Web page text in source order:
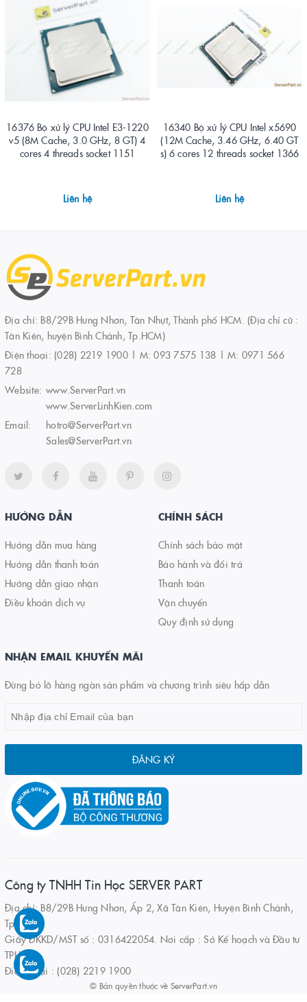
16376 Bộ xử lý CPU Intel E3-1220
v5 (8M Cache, 3.0 GHz, 8 GT) 4
cores 4 threads socket 1151
Liên hệ
16340 Bộ xử lý CPU Intel x5690
(12M Cache, 3.46 GHz, 6.40 GT
s) 6 cores 12 threads socket 1366
Liên hệ
Địa chỉ: B8/29B Hưng Nhơn, Tân Nhựt, Thành phố HCM. (Địa chỉ cũ :
Tân Kiên, huyện Bình Chánh, Tp.HCM)
Điện thoại: (028) 2219 1900 | M: 093 7575 138 | M: 0971 566
728
Website: www.ServerPart.vn
www.ServerLinhKien.com
Email:
hotro@ServerPart.vn
Sales@ServerPart.vn
HƯỚNG DẪN
Hướng dẫn mua hàng
Hướng dẫn thanh toán
Hướng dẫn giao nhận
Điều khoản dịch vụ
CHÍNH SÁCH
Chính sách bảo mật
Bảo hành và đổi trả
Thanh toán
Vận chuyển
Quy định sử dụng
NHẬN EMAIL KHUYẾN MÃI
Đừng bỏ lỡ hàng ngàn sản phẩm và chương trình siêu hấp dẫn
ĐĂNG KÝ
Công ty TNHH Tin Học SERVER PART
Địa chỉ: B8/29B Hưng Nhơn, Ấp 2, Xã Tân Kiên, Huyện Bình Chánh,
Tp.HCM
Giấy ĐKKD/MST số : 0316422054. Nơi cấp : Sở Kế hoạch và Đầu tư
TPHCM
Điện thoại : (028) 2219 1900
© Bản quyền thuộc về ServerPart.vn